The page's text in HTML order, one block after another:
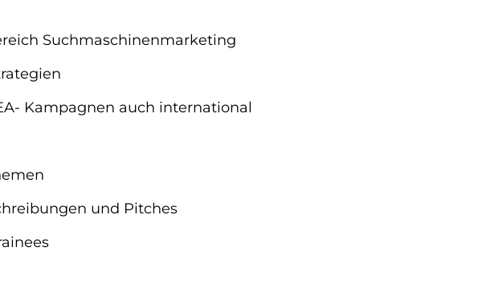
Suchmaschinenmarketing
Kampagnen auch international
und Pitches